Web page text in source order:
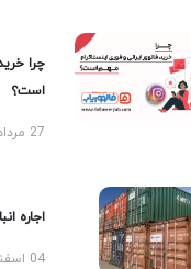
چرا خرید
است؟
27 مرداد 1404
اجاره
04 اسفند 1404